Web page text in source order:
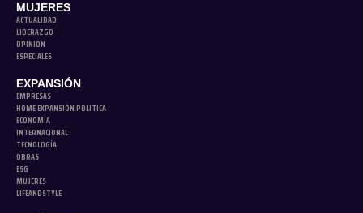
MUJERES
ACTUALIDAD
LIDERAZGO
OPINIÓN
ESPECIALES
EXPANSIÓN
EMPRESAS
HOME EXPANSIÓN POLITICA
ECONOMÍA
INTERNACIONAL
TECNOLOGÍA
OBRAS
ESG
MUJERES
LIFEANDSTYLE